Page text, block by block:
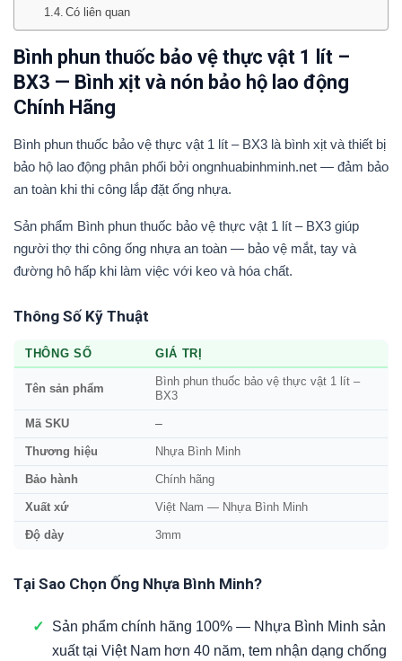
Có liên quan
Bình phun thuốc bảo vệ thực vật 1 lít –
BX3 — Bình xịt và nón bảo hộ lao động
Chính Hãng
Bình phun thuốc bảo vệ thực vật 1 lít – BX3 là bình xịt và thiết bị
bảo hộ lao động phân phối bởi ongnhuabinhminh.net — đảm bảo
an toàn khi thi công lắp đặt ống nhựa.
Sản phẩm Bình phun thuốc bảo vệ thực vật 1 lít – BX3 giúp
người thợ thi công ống nhựa an toàn — bảo vệ mắt, tay và
đường hô hấp khi làm việc với keo và hóa chất.
Thông Số Kỹ Thuật
THÔNG SỐ GIÁ TRỊ
Tên sản phẩm
Bình phun thuốc bảo vệ thực vật 1 lít –
BX3
Mã SKU —
Thương hiệu Nhựa Bình Minh
Bảo hành Chính hãng
Xuất xứ Việt Nam — Nhựa Bình Minh
Độ dày 3mm
Tại Sao Chọn Ống Nhựa Bình Minh?
✓
Sản phẩm chính hãng 100% — Nhựa Bình Minh sản
xuất tại Việt Nam hơn 40 năm, tem nhận dạng chống